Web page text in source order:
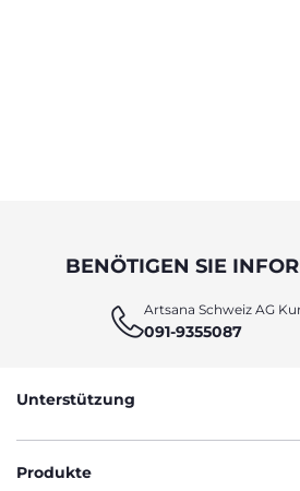
BENÖTIGEN SIE
Artsana Schweiz AG
091-9355087
Unterstützung
Produkte